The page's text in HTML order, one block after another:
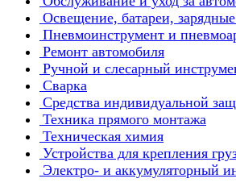
Освещение, батареи,
Пневмоинструмент и
Ремонт автомобиля
Ручной и слесарный
Сварка
Средства индивидуальной
Техника прямого монтажа
Техническая химия
Устройства для крепления
Электро- и аккумуляторный